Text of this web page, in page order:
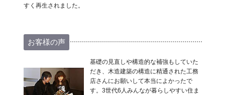
すく再生されました。
お客様の声
基礎の見直しや構造的な補強もしていた
だき、木造建築の構造に精通された工務
店さんにお願いして本当によかったで
す。3世代6人みんなが暮らしやすい住ま